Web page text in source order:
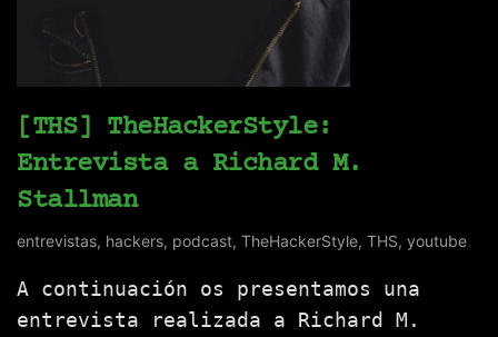
[THS] TheHackerStyle:
Entrevista a Richard M.
Stallman
entrevistas, hackers, podcast, TheHackerStyle, THS, youtube
A continuación os presentamos una
entrevista realizada a Richard M.